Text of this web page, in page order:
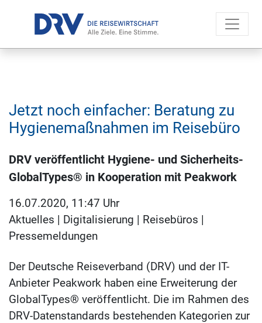
Jetzt noch einfacher: Beratung zu
Hygienemaßnahmen im Reisebüro
DRV veröffentlicht Hygiene- und Sicherheits-
GlobalTypes® in Kooperation mit Peakwork
16.07.2020, 11:47 Uhr
Aktuelles | Digitalisierung | Reisebüros |
Pressemeldungen
Der Deutsche Reiseverband (DRV) und der IT-
Anbieter Peakwork haben eine Erweiterung der
GlobalTypes® veröffentlicht. Die im Rahmen des
DRV-Datenstandards bestehenden Kategorien zur